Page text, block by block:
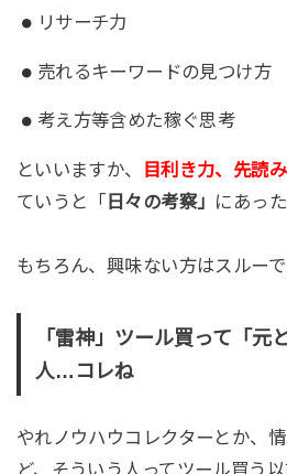
リサーチ力
売れるキーワードの見つけ方
考え方等含めた稼ぐ思考
といいますか、 目利き力、先読
ていうと「 日々の考察」 にあっ
もちろん、興味ない方はスルーで
「雷神」ツール買って「元
人…コレね
やれノウハウコレクターとか、
ど、そういう人ってツール買う